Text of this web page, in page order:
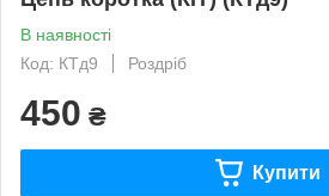
В наявності
Код: КТд9
Роздріб
450 ₴
Купити